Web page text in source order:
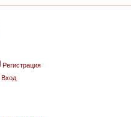
Регистрация
Вход